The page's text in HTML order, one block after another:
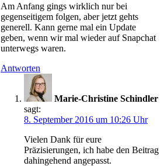
Am Anfang gings wirklich nur bei
gegenseitigem folgen, aber jetzt gehts
generell. Kann gerne mal ein Update
geben, wenn wir mal wieder auf Snapchat
unterwegs waren.
Antworten
Marie-Christine Schindler
sagt:
8. September 2016 um 10:26 Uhr
Vielen Dank für eure
Präzisierungen, ich habe den Beitrag
dahingehend angepasst.